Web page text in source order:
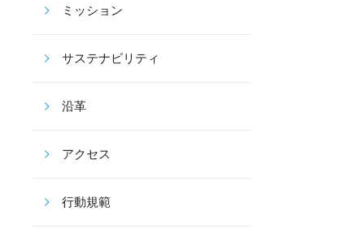
ミッション
サステナビリティ
沿革
アクセス
行動規範